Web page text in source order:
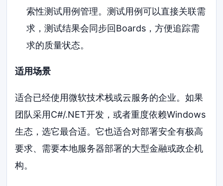
索性测试用例管理。测试用例可以直接关联需
求，测试结果会同步回Boards，方便追踪需
求的质量状态。
适用场景
适合已经使用微软技术栈或云服务的企业。如果
团队采用C#/.NET开发，或者重度依赖Windows
生态，选它最合适。它也适合对部署安全有极高
要求、需要本地服务器部署的大型金融或政企机
构。